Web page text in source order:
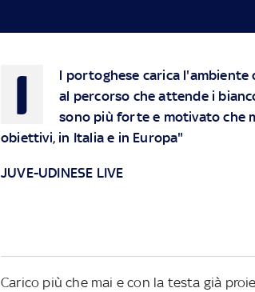
I
l portoghese carica l'ambiente
al percorso che attende i
sono più forte e motivato che
obiettivi, in Italia e in Europa"
JUVE-UDINESE LIVE
Carico più che mai e con la testa già